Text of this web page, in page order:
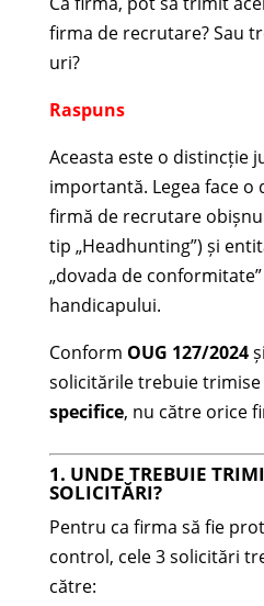
firma de recrutare? Sau
uri?
Raspuns
Aceasta este o distincție
importantă. Legea face
firmă de recrutare
tip „Headhunting”) și
„dovada de
handicapului.
Conform OUG 127/2024și
solicitările trebuie
specifice, nu către orice
1. UNDE TREBUIE
SOLICITĂRI?
Pentru ca firma să fie
control, cele 3 solicitări
către: